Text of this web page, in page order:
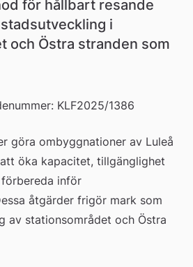
för hållbart resande
i
och Östra stranden som
KLF2025/1386
göra ombyggnationer av Luleå
öka kapacitet, tillgänglighet
inför
åtgärder frigör mark som
av stationsområdet och Östra